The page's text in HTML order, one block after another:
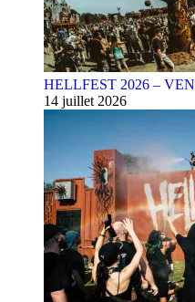
HELLFEST 2026 –
14 juillet 2026